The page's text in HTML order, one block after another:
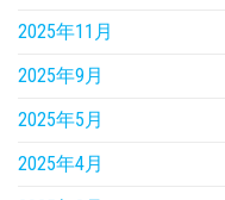
2025年11月
2025年9月
2025年5月
2025年4月